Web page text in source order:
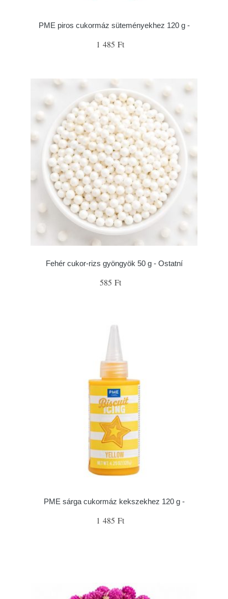
PME piros cukormáz süteményekhez 120 g -
1 485 Ft
Fehér cukor-rizs gyöngyök 50 g - Ostatní
585 Ft
PME sárga cukormáz kekszekhez 120 g -
1 485 Ft